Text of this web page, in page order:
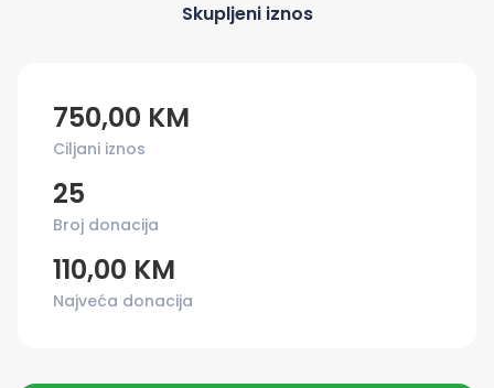
Skupljeni iznos
750,00 KM
Ciljani iznos
25
Broj donacija
110,00 KM
Najveća donacija